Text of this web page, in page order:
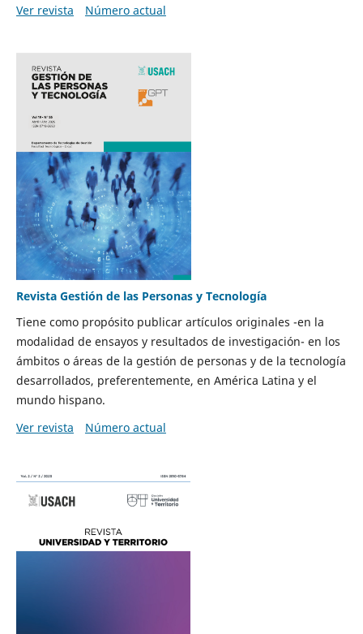
Ver revista
Número actual
Revista Gestión de las Personas y Tecnología
Tiene como propósito publicar artículos originales -en la
modalidad de ensayos y resultados de investigación- en los
ámbitos o áreas de la gestión de personas y de la tecnología
desarrollados, preferentemente, en América Latina y el
mundo hispano.
Ver revista
Número actual